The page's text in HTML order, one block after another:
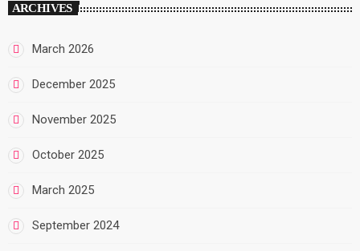
ARCHIVES
March 2026
December 2025
November 2025
October 2025
March 2025
September 2024